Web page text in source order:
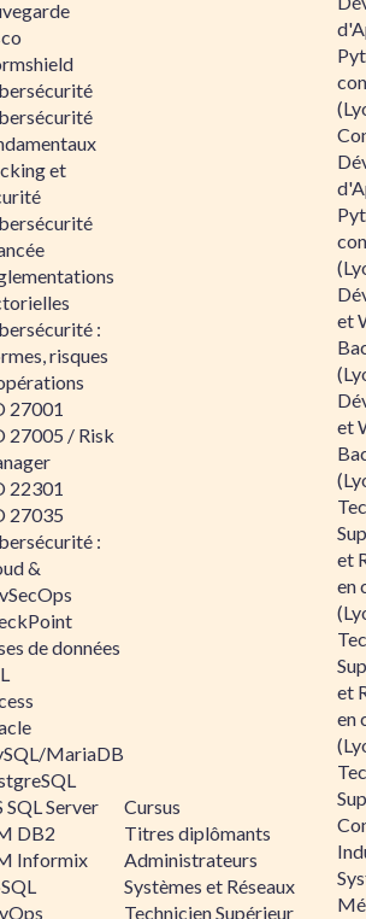
et
:
risques
27001
27005 / Risk
22301
27035
:
&
de données
MariaDB
SQL Server
DB2
Informix
Cursus
Titres diplômants
Administrateurs
Systèmes et Réseaux
Technicien Supérieur
et
et
et
en
et
en